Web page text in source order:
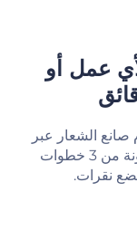
أو
عبر
الإنترنت. اتبع هذه العملية البسيطة المكونة من 3 خطوات